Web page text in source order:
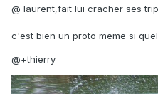
@ laurent,fait lui cracher ses
c'est bien un proto meme si
@+thierry